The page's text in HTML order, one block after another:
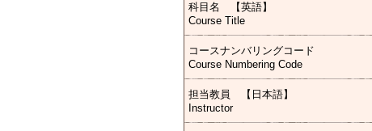
科目名 【英語】
Course Title
コースナンバリングコード
Course Numbering Code
担当教員 【日本語】
Instructor